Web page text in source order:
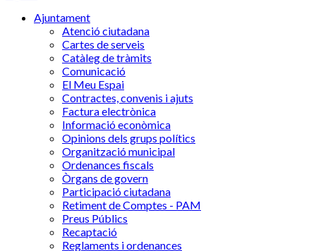
Ajuntament
Atenció ciutadana
Cartes de serveis
Catàleg de tràmits
Comunicació
El Meu Espai
Contractes, convenis i ajuts
Factura electrònica
Informació econòmica
Opinions dels grups polítics
Organització municipal
Ordenances fiscals
Òrgans de govern
Participació ciutadana
Retiment de Comptes - PAM
Preus Públics
Recaptació
Reglaments i ordenances